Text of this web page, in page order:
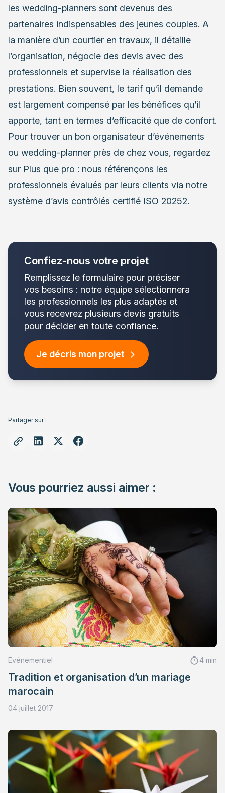
les wedding-planners sont devenus des
partenaires indispensables des jeunes couples. A
la manière d’un courtier en travaux, il détaille
l’organisation, négocie des devis avec des
professionnels et supervise la réalisation des
prestations. Bien souvent, le tarif qu’il demande
est largement compensé par les bénéfices qu’il
apporte, tant en termes d’efficacité que de confort.
Pour trouver un bon organisateur d’événements
ou wedding-planner près de chez vous, regardez
sur Plus que pro : nous référençons les
professionnels évalués par leurs clients via notre
système d’avis contrôlés certifié ISO 20252.
Confiez-nous votre projet
Remplissez le formulaire pour préciser
vos besoins : notre équipe sélectionnera
les professionnels les plus adaptés et
vous recevrez plusieurs devis gratuits
pour décider en toute confiance.
Je décris mon projet
Partager sur :
Vous pourriez aussi aimer :
Evénementiel 4 min
Tradition et organisation d’un mariage
marocain
04 juillet 2017